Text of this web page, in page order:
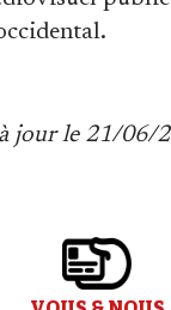
jour le 21/06/